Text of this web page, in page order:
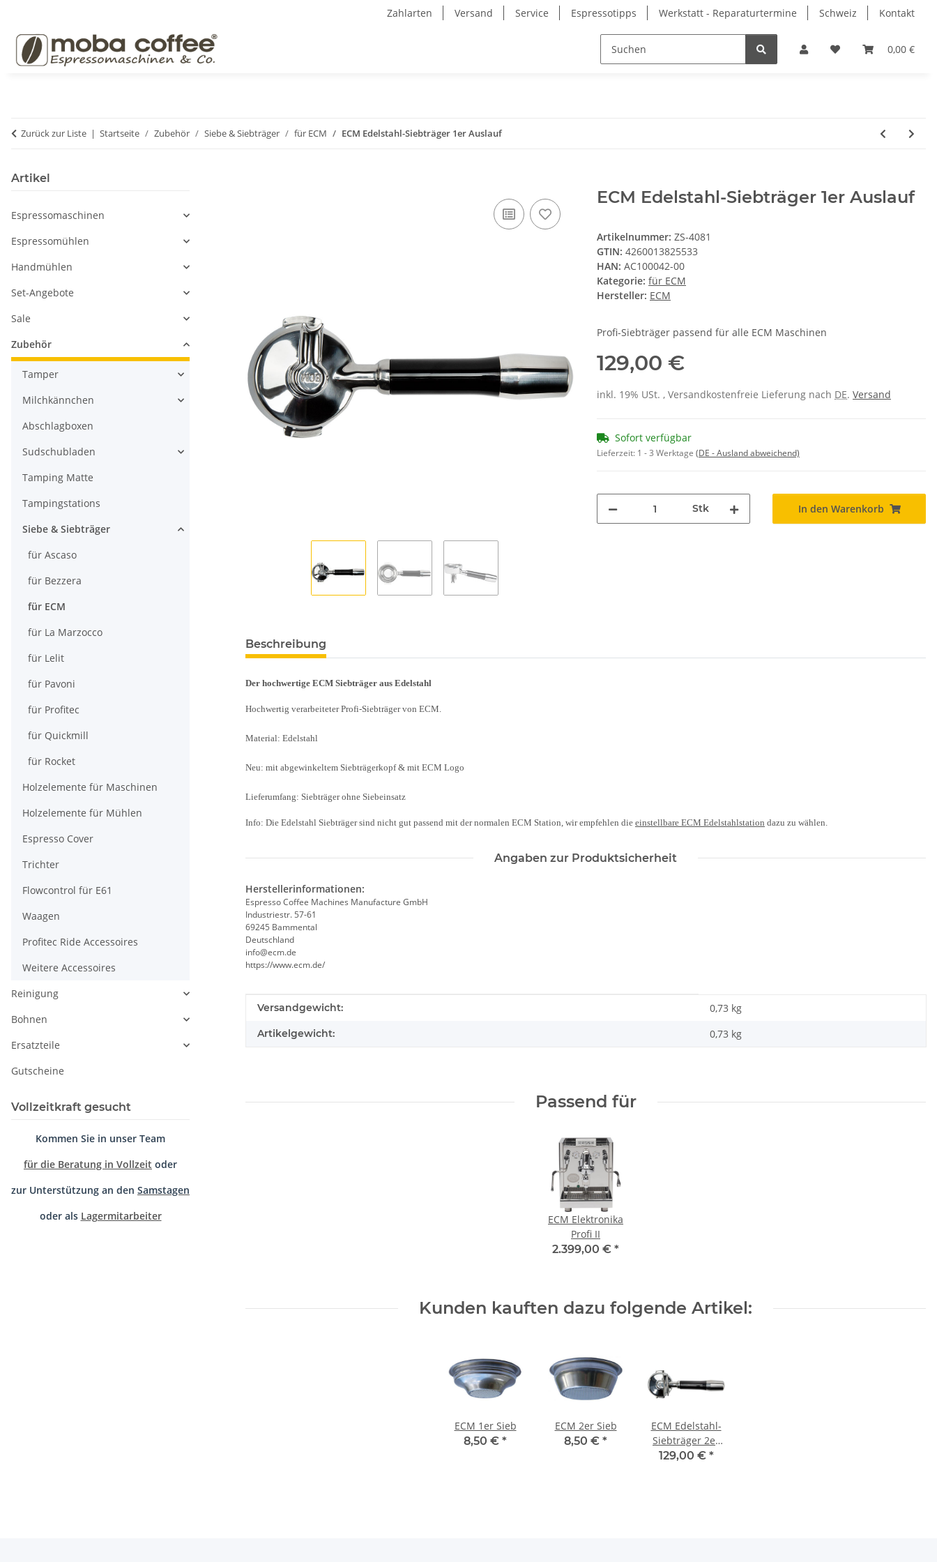
Zahlarten Versand Service Espressotipps Werkstatt - Reparaturtermine Schweiz Kontakt
0,00 €
Zurück zur Liste Startseite Zubehör Siebe & Siebträger für ECM ECM Edelstahl-Siebträger 1er Auslauf
ECM Edelstahl-Siebträger 1er Auslauf
Artikelnummer: ZS-4081
GTIN: 4260013825533
HAN: AC100042-00
Kategorie: für ECM
Hersteller: ECM
Profi-Siebträger passend für alle ECM Maschinen
129,00 €
inkl. 19% USt. , Versandkostenfreie Lieferung nach DE. Versand
Sofort verfügbar
Lieferzeit: 1 - 3 Werktage (DE - Ausland abweichend)
Stk In den Warenkorb
Beschreibung
Der hochwertige ECM Siebträger aus Edelstahl
Hochwertig verarbeiteter Profi-Siebträger von ECM.
Material: Edelstahl
Neu: mit abgewinkeltem Siebträgerkopf & mit ECM Logo
Lieferumfang: Siebträger ohne Siebeinsatz
Info: Die Edelstahl Siebträger sind nicht gut passend mit der normalen ECM Station, wir empfehlen die einstellbare ECM Edelstahlstation dazu zu wählen.
Angaben zur Produktsicherheit
Herstellerinformationen:
Espresso Coffee Machines Manufacture GmbH
Industriestr. 57-61
69245 Bammental
Deutschland
info@ecm.de
https://www.ecm.de/
Produkteigenschaft
Wert
Versandgewicht: 0,73 kg
Artikelgewicht: 0,73 kg
Passend für
ECM Elektronika
Profi II
2.399,00 € *
Kunden kauften dazu folgende Artikel:
ECM 1er Sieb
8,50 € *
ECM 2er Sieb
8,50 € *
ECM Edelstahl-
Siebträger 2er
Auslauf
129,00 € *
Artikel
Espressomaschinen
Espressomühlen
Handmühlen
Set-Angebote
Sale
Zubehör
Tamper
Milchkännchen
Abschlagboxen
Sudschubladen
Tamping Matte
Tampingstations
Siebe & Siebträger
für Ascaso
für Bezzera
für ECM
für La Marzocco
für Lelit
für Pavoni
für Profitec
für Quickmill
für Rocket
Holzelemente für Maschinen
Holzelemente für Mühlen
Espresso Cover
Trichter
Flowcontrol für E61
Waagen
Profitec Ride Accessoires
Weitere Accessoires
Reinigung
Bohnen
Ersatzteile
Gutscheine
Vollzeitkraft gesucht
Kommen Sie in unser Team
für die Beratung in Vollzeit oder
zur Unterstützung an den Samstagen
oder als Lagermitarbeiter